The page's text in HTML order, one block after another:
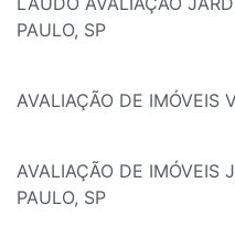
PAULO, SP
AVALIAÇÃO DE IMÓVEIS
AVALIAÇÃO DE IMÓVEIS
PAULO, SP